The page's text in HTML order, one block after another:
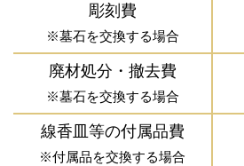
彫刻費
※墓石を交換する場合
廃材処分・撤去費
※墓石を交換する場合
線香皿等の付属品費
※付属品を交換する場合